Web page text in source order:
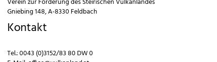
Gniebing 148, A-8330 Feldbach
Kontakt
Tel.:0043 (0)3152/83 80 DW 0